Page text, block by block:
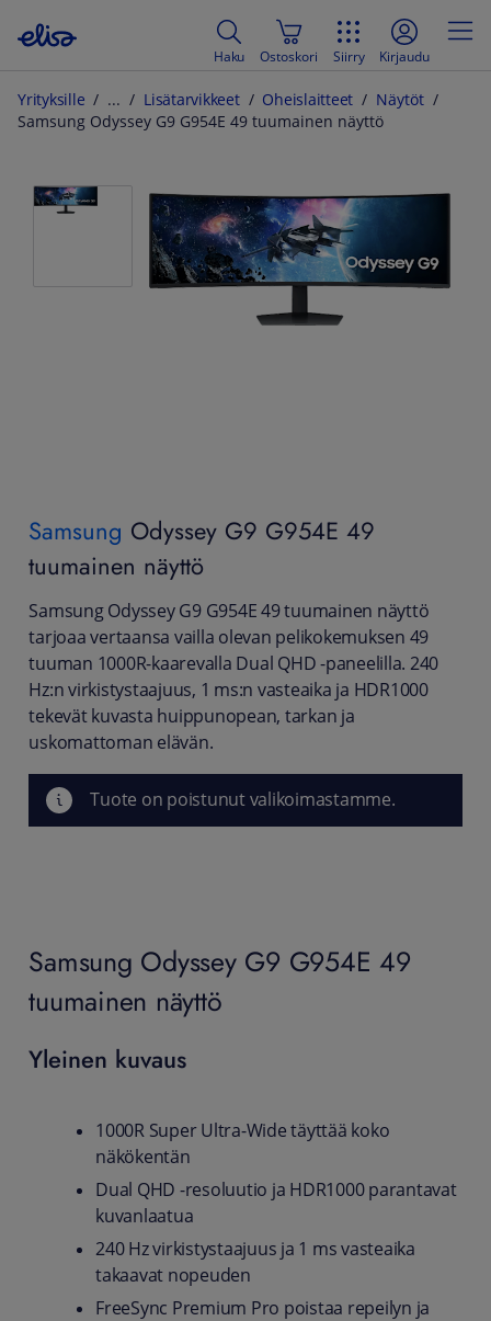
Haku Ostoskori Siirry Kirjaudu
Yrityksille Lisätarvikkeet Oheislaitteet
Näytöt
Samsung Odyssey G9 G954E 49 tuumainen näyttö
Samsung Odyssey G9 G954E 49
tuumainen näyttö
Samsung Odyssey G9 G954E 49 tuumainen näyttö
tarjoaa vertaansa vailla olevan pelikokemuksen 49
tuuman 1000R-kaarevalla Dual QHD -paneelilla. 240
Hz:n virkistystaajuus, 1 ms:n vasteaika ja HDR1000
tekevät kuvasta huippunopean, tarkan ja
uskomattoman elävän.
Tuote on poistunut valikoimastamme.
Samsung Odyssey G9 G954E 49
tuumainen näyttö
Yleinen kuvaus
1000R Super Ultra-Wide täyttää koko
näkökentän
Dual QHD -resoluutio ja HDR1000 parantavat
kuvanlaatua
240 Hz virkistystaajuus ja 1 ms vasteaika
takaavat nopeuden
FreeSync Premium Pro poistaa repeilyn ja